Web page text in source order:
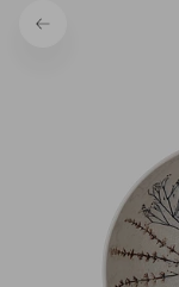
förstasidan
Tillbaka